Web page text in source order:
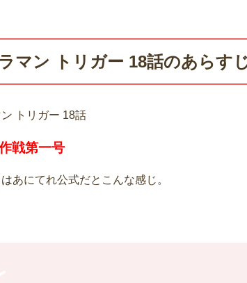
マン トリガー 18話のあらす
トリガー 18話
戦第一号
あにてれ公式だとこんな感じ。